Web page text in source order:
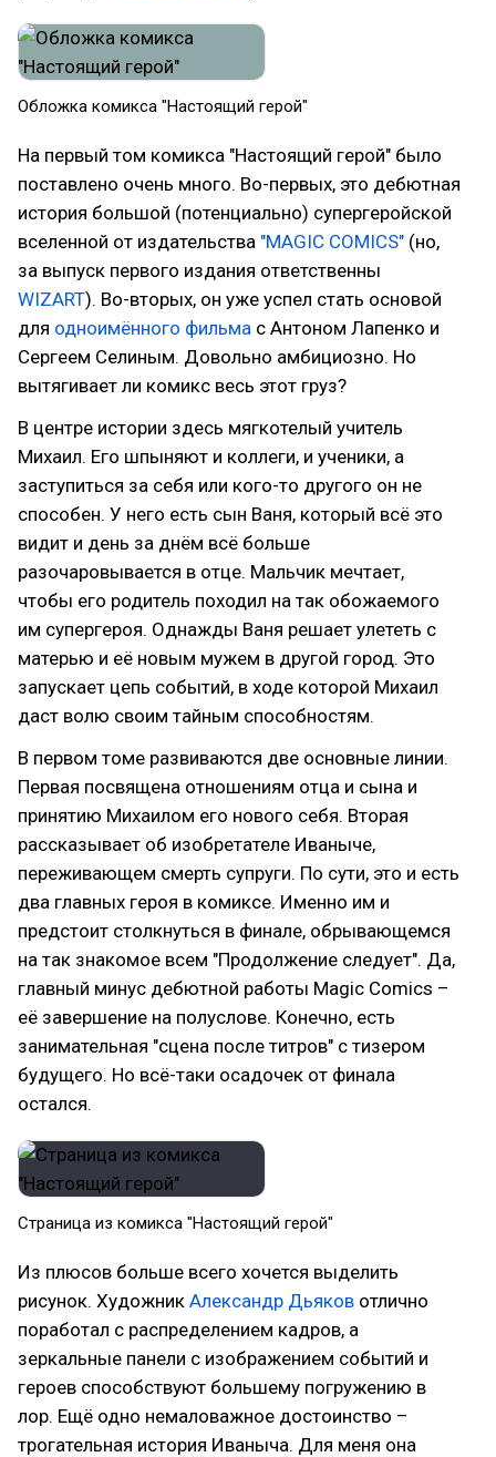
Обложка комикса "Настоящий герой"
На первый том комикса "Настоящий герой" было
поставлено очень много. Во-первых, это дебютная
история большой (потенциально) супергеройской
вселенной от издательства "MAGIC COMICS" (но,
за выпуск первого издания ответственны
WIZART). Во-вторых, он уже успел стать основой
для одноимённого фильма с Антоном Лапенко и
Сергеем Селиным. Довольно амбициозно. Но
вытягивает ли комикс весь этот груз?
В центре истории здесь мягкотелый учитель
Михаил. Его шпыняют и коллеги, и ученики, а
заступиться за себя или кого-то другого он не
способен. У него есть сын Ваня, который всё это
видит и день за днём всё больше
разочаровывается в отце. Мальчик мечтает,
чтобы его родитель походил на так обожаемого
им супергероя. Однажды Ваня решает улететь с
матерью и её новым мужем в другой город. Это
запускает цепь событий, в ходе которой Михаил
даст волю своим тайным способностям.
В первом томе развиваются две основные линии.
Первая посвящена отношениям отца и сына и
принятию Михаилом его нового себя. Вторая
рассказывает об изобретателе Иваныче,
переживающем смерть супруги. По сути, это и есть
два главных героя в комиксе. Именно им и
предстоит столкнуться в финале, обрывающемся
на так знакомое всем "Продолжение следует". Да,
главный минус дебютной работы Magic Comics –
её завершение на полуслове. Конечно, есть
занимательная "сцена после титров" с тизером
будущего. Но всё-таки осадочек от финала
остался.
Страница из комикса "Настоящий герой"
Из плюсов больше всего хочется выделить
рисунок. Художник Александр Дьяков отлично
поработал с распределением кадров, а
зеркальные панели с изображением событий и
героев способствуют большему погружению в
лор. Ещё одно немаловажное достоинство –
трогательная история Иваныча. Для меня она